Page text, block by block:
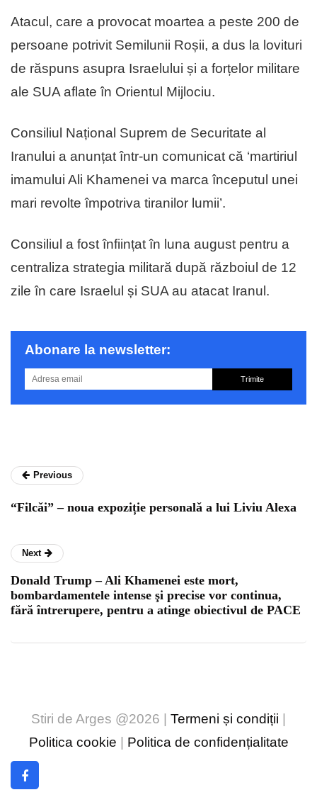
Atacul, care a provocat moartea a peste 200 de
persoane potrivit Semilunii Roșii, a dus la lovituri
de răspuns asupra Israelului și a forțelor militare
ale SUA aflate în Orientul Mijlociu.
Consiliul Național Suprem de Securitate al
Iranului a anunțat într-un comunicat că ‘martiriul
imamului Ali Khamenei va marca începutul unei
mari revolte împotriva tiranilor lumii’.
Consiliul a fost înființat în luna august pentru a
centraliza strategia militară după războiul de 12
zile în care Israelul și SUA au atacat Iranul.
Abonare la newsletter:
Trimite
Previous
“Filcǎi” – noua expoziție personalǎ a lui Liviu Alexa
Next
Donald Trump – Ali Khamenei este mort,
bombardamentele intense şi precise vor continua,
fără întrerupere, pentru a atinge obiectivul de PACE
Stiri de Arges @2026 | Termeni și condiții
Politica cookie
Politica de confidențialitate